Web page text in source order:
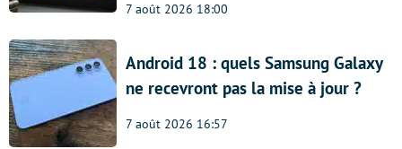
7 août 2026 18:00
Android 18 : quels Samsung Galaxy
ne recevront pas la mise à jour ?
7 août 2026 16:57